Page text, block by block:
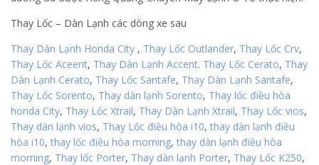
Thay Lốc – Dàn Lạnh các dòng xe sau
Thay Dàn Lạnh Honda City , Thay Lốc Outlander, Thay Lốc Crv,
Thay Lốc Aceent, Thay Dàn Lạnh Accent. Thay Lốc Cerato, Thay
Dàn Lạnh Cerato, Thay Lốc Santafe, Thay Dàn Lạnh Santafe,
Thay Lốc Sorento, Thay dàn lạnh Sorento, Thay lốc điều hòa
honda City, Thay Lốc Xtrail, Thay Dàn Lạnh Xtrail, Thay Lốc vios,
Thay dàn lạnh vios, Thay Lốc điều hòa i10, thay dàn lạnh điều
hòa i10, thay lốc điều hòa morning, thay dàn lạnh điều hòa
morning, Thay lốc Porter, Thay dàn lạnh Porter, Thay Lốc K250,